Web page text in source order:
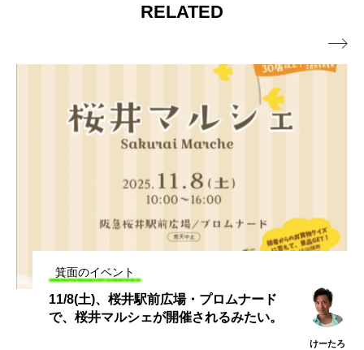
RELATED
箕面のイベント
11/8(土)、桜井駅前広場・プロムナード
で、桜井マルシェが開催されるみたい。
けーたろ
